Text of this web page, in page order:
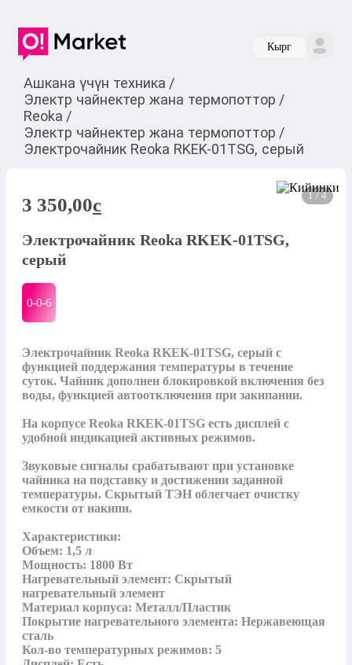
Кырг
Ашкана үчүн техника /
Электр чайнектер жана термопоттор /
Reoka /
Электр чайнектер жана термопоттор /
Электрочайник Reoka RKEK-01TSG, серый
1 / 4
3 350,00c
Электрочайник Reoka RKEK-01TSG,
серый
0-0-6
Электрочайник Reoka RKEK-01TSG, серый с
функцией поддержания температуры в течение
суток. Чайник дополнен блокировкой включения без
воды, функцией автоотключения при закипании.
На корпусе Reoka RKEK-01TSG есть дисплей с
удобной индикацией активных режимов.
Звуковые сигналы срабатывают при установке
чайника на подставку и достижении заданной
температуры. Скрытый ТЭН облегчает очистку
емкости от накипи.
Характеристики:
Объем: 1,5 л
Мощность: 1800 Вт
Нагревательный элемент: Скрытый
нагревательный элемент
Материал корпуса: Металл/Пластик
Покрытие нагревательного элемента: Нержавеющая
сталь
Кол-во температурных режимов: 5